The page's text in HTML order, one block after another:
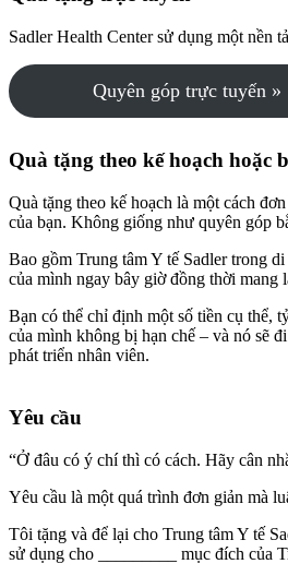
Sadler Health Center sử dụng một nền
Quyên góp trực tuyến »
Quà tặng theo kế hoạch hoặc
Quà tặng theo kế hoạch là một cách
của bạn. Không giống như quyên góp
Bao gồm Trung tâm Y tế Sadler trong
của mình ngay bây giờ đồng thời mang
Bạn có thể chỉ định một số tiền cụ thể,
của mình không bị hạn chế – và nó sẽ
phát triển nhân viên.
Yêu cầu
“Ở đâu có ý chí thì có cách. Hãy cân
Yêu cầu là một quá trình đơn giản mà
Tôi tặng và để lại cho Trung tâm Y tế
sử dụng cho _________ mục đích của